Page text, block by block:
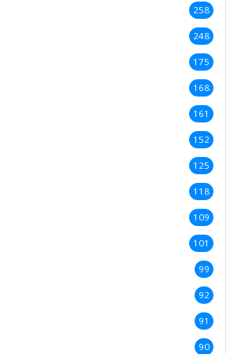
258
248
175
168
161
152
125
118
109
101
99
92
91
90